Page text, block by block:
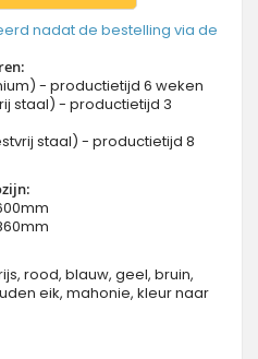
nadat de bestelling via de
- productietijd 6 weken
staal) - productietijd 3
staal) - productietijd 8
rood, blauw, geel, bruin,
eik, mahonie, kleur naar